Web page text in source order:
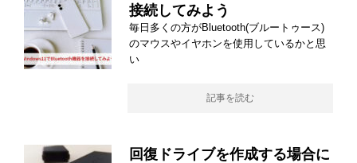
接続してみよう
毎日多くの方がBluetooth(ブルートゥース)
のマウスやイヤホンを使用しているかと思
い
記事を読む
回復ドライブを作成する場合に